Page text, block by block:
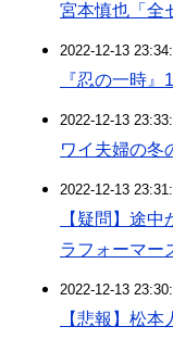
宮本慎也「全
2022-12-13
『忍の一時
2022-12-13
ワイ夫婦の冬
2022-12-13
【疑問】途
ラフォーマー
2022-12-13
【悲報】松